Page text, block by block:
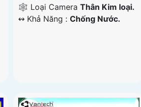
🕸️ Loại CameraThân Kim loại.
️↭ Khả Năng :Chống Nước.